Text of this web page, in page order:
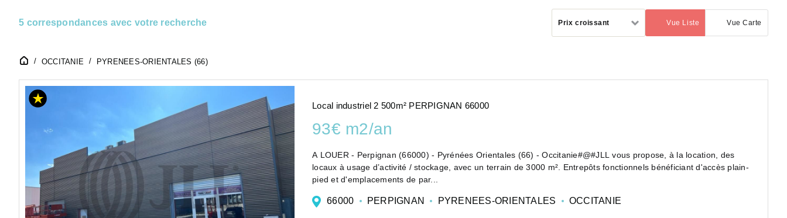
5 correspondances avec votre recherche Prix croissant Vue Liste
(activé) Vue Carte
OCCITANIE PYRENEES-ORIENTALES (66)
Local industriel 2 500m² PERPIGNAN 66000
93€ m2/an
A LOUER - Perpignan (66000) - Pyrénées Orientales (66) - Occitanie#@#JLL vous propose, à la location, des
locaux à usage d’activité / stockage, avec un terrain de 3000 m². Entrepôts fonctionnels bénéficiant d'accès plain-
pied et d'emplacements de par...
66000 PERPIGNAN PYRENEES-ORIENTALES OCCITANIE